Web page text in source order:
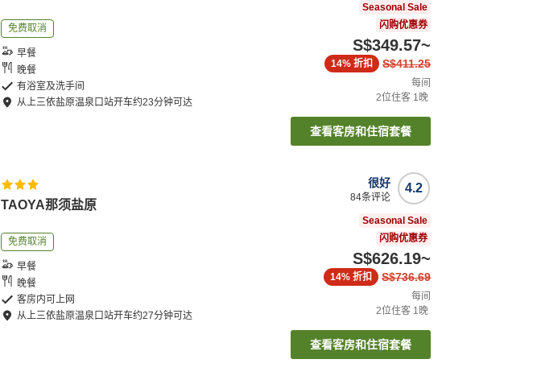
免费取消
早餐
晚餐
有浴室及洗手间
从上三依盐原温泉口站开车约23分钟可达
Seasonal Sale
闪购优惠券
S$349.57~
S$411.25
14% 折扣
每间
2位住客 1晚
查看客房和住宿套餐
TAOYA那须盐原
免费取消
早餐
晚餐
客房内可上网
从上三依盐原温泉口站开车约27分钟可达
4.2
很好
84条评论
Seasonal Sale
闪购优惠券
S$626.19~
S$736.69
14% 折扣
每间
2位住客 1晚
查看客房和住宿套餐